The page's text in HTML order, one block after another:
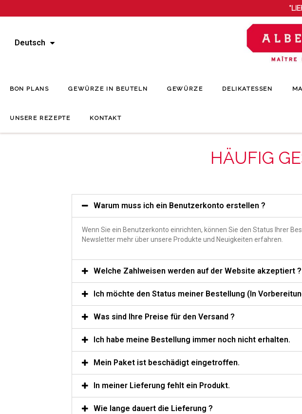
Deutsch
BON PLANS GEWÜRZE IN BEUTELN GEWÜRZE DELIKATESSEN
UNSERE REZEPTE KONTAKT
HÄUFIG
Warum muss ich ein Benutzerkonto erstellen ?
Wenn Sie ein Benutzerkonto einrichten, können Sie den Status Ihrer
Newsletter mehr über unsere Produkte und Neuigkeiten erfahren.
Welche Zahlweisen werden auf der Website akzeptiert ?
Ich möchte den Status meiner Bestellung (In
Was sind Ihre Preise für den Versand ?
Ich habe meine Bestellung immer noch nicht erhalten.
Mein Paket ist beschädigt eingetroffen.
In meiner Lieferung fehlt ein Produkt.
Wie lange dauert die Lieferung ?